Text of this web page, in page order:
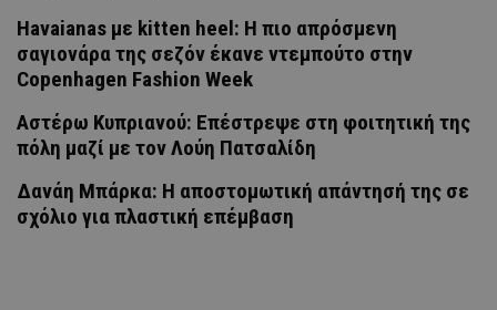
Havaianas με kitten heel: Η πιο απρόσμενη
σαγιονάρα της σεζόν έκανε ντεμπούτο στην
Copenhagen Fashion Week
Αστέρω Κυπριανού: Επέστρεψε στη φοιτητική της
πόλη μαζί με τον Λούη Πατσαλίδη
Δανάη Μπάρκα: Η αποστομωτική απάντησή της σε
σχόλιο για πλαστική επέμβαση